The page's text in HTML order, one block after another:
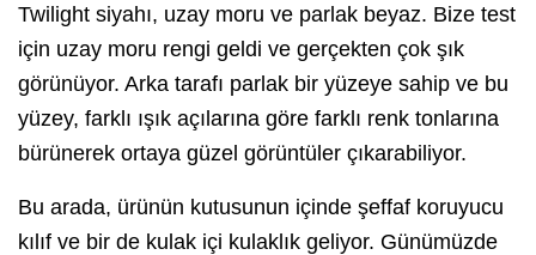
Twilight siyahı, uzay moru ve parlak beyaz. Bize test
için uzay moru rengi geldi ve gerçekten çok şık
görünüyor. Arka tarafı parlak bir yüzeye sahip ve bu
yüzey, farklı ışık açılarına göre farklı renk tonlarına
bürünerek ortaya güzel görüntüler çıkarabiliyor.
Bu arada, ürünün kutusunun içinde şeffaf koruyucu
kılıf ve bir de kulak içi kulaklık geliyor. Günümüzde